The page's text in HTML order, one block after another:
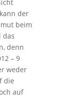
der
beim
das
denn
– 9
weder
die
auf